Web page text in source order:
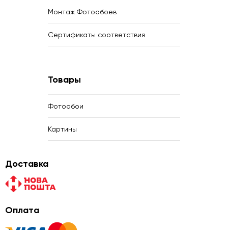
Монтаж Фотообоев
Сертификаты соответствия
Товары
Фотообои
Картины
Доставка
Оплата